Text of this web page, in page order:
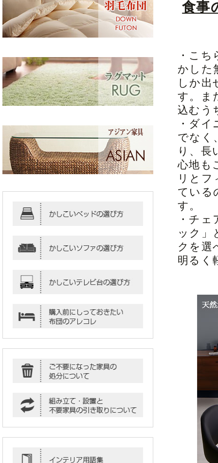
食事
・こ
かした
しか出
す。ま
込むう
・ダ
でなく
り、長
心地も
リとフ
ている
す。
・チ
ック」
クを選
明るく